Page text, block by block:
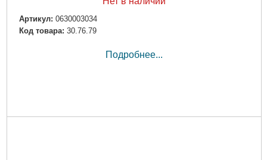
Артикул: 0630003034
Код товара: 30.76.79
Подробнее...